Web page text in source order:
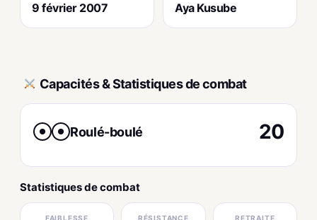
9 février 2007 Aya Kusube
Capacités & Statistiques de combat
● ● Roulé-boulé 20
Statistiques de combat
FAIBLESSE RÉSISTANCE RETRAITE